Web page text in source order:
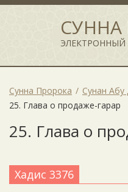
СУННА
Сунна Пророка Сунан Абу
25. Глава о продаже-гарар
25. Глава о
Хадис 3376